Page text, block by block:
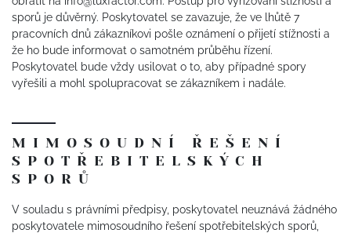
sporů je důvěrný. Poskytovatel se zavazuje, že ve lhůtě 7
pracovních dnů zákazníkovi pošle oznámení o přijetí stížnosti a
že ho bude informovat o samotném průběhu řízení.
Poskytovatel bude vždy usilovat o to, aby případné spory
vyřešili a mohl spolupracovat se zákazníkem i nadále.
MIMOSOUDNÍ ŘEŠENÍ
SPOTŘEBITELSKÝCH
SPORŮ
V souladu s právními předpisy, poskytovatel neuznává žádného
poskytovatele mimosoudního řešení spotřebitelských sporů,